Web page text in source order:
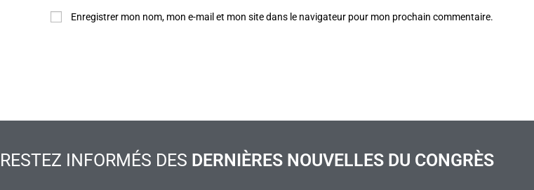
Enregistrer mon nom, mon e-mail et mon site dans le navigateur pour mon prochain commentaire.
RESTEZ INFORMÉS DES DERNIÈRES NOUVELLES DU CONGRÈS